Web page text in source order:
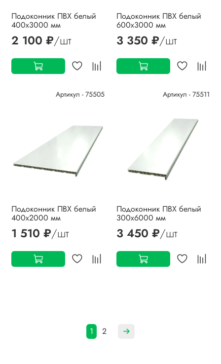
Подоконник ПВХ белый
400х3000 мм
2 100 ₽/шт
Подоконник ПВХ белый
600х3000 мм
3 350 ₽/шт
Артикул - 75505
Подоконник ПВХ белый
400х2000 мм
1 510 ₽/шт
Артикул - 75511
Подоконник ПВХ белый
300х6000 мм
3 450 ₽/шт
1 2